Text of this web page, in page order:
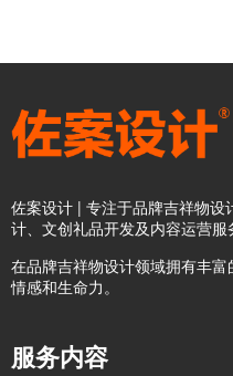
佐案设计 | 专注于品牌吉祥物
计、文创礼品开发及内容运营服
在品牌吉祥物设计领域拥有丰
情感和生命力。
服务内容